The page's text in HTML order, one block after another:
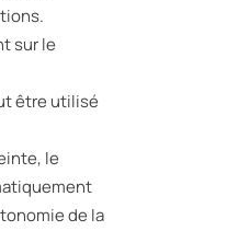
sur le
être utilisé
le
de la